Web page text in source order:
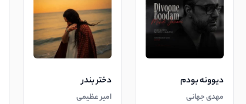
دیوونه بودم
مهدی جهانی
دختر بندر
امیر عظیمی